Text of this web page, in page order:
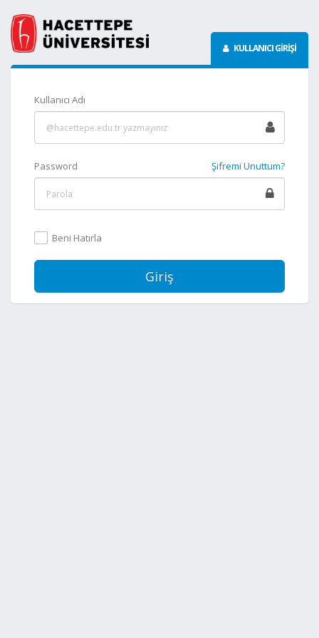
KULLANICI GİRİŞİ
Kullanıcı Adı
Password Şifremi Unuttum?
Beni Hatırla
Giriş